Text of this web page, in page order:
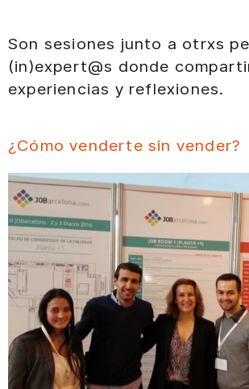
Son sesiones junto a otrxs
(in)expert@s donde
experiencias y reflexiones.
¿Cómo venderte sin vender?